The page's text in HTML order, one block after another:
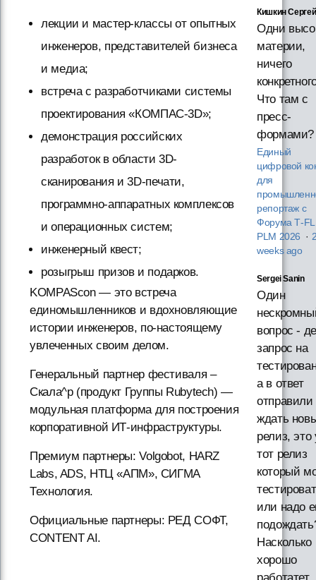
лекции и мастер-классы от опытных
инженеров, представителей бизнеса
и медиа;
встреча с разработчиками системы
проектирования «КОМПАС-3D»;
демонстрация российских
разработок в области 3D-
сканирования и 3D-печати,
программно-аппаратных комплексов
и операционных систем;
инженерный квест;
розыгрыш призов и подарков.
KOMPAScon — это встреча
единомышленников и вдохновляющие
истории инженеров, по-настоящему
увлеченных своим делом.
Генеральный партнер фестиваля –
Скала^р (продукт Группы Rubytech) —
модульная платформа для построения
корпоративной ИТ-инфраструктуры.
Премиум партнеры: Volgobot, HARZ
Labs, ADS, НТЦ «АПМ», СИГМА
Технология.
Официальные партнеры: РЕД СОФТ,
CONTENT AI.
Кишкин Сергей
Одни
материи,
ничего
Что там с
пресс-
формами?
Единый
цифровой
для
репортаж с
Форума
PLM 2026 ·
weeks ago
Sergei Sanin
Один
вопрос -
запрос на
а в ответ
отправили
ждать
релиз, это
тот релиз
который
или надо
Насколько
хорошо